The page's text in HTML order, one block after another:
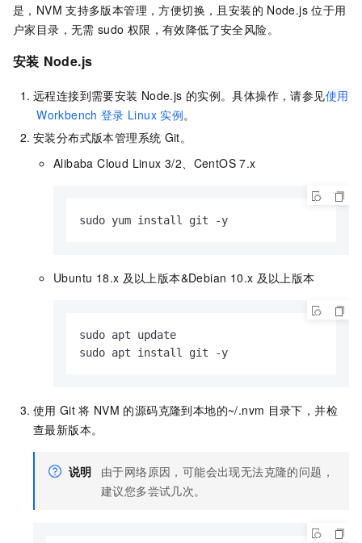
是，NVM 支持多版本管理，方便切换，且安装的 Node.js 位于用
户家目录，无需 sudo 权限，有效降低了安全风险。
安装 Node.js
远程连接到需要安装 Node.js 的实例。具体操作，请参见使用
Workbench 登录 Linux 实例。
安装分布式版本管理系统 Git。
Alibaba Cloud Linux 3/2、CentOS 7.x
sudo yum install git -y
Ubuntu 18.x 及以上版本&Debian 10.x 及以上版本
sudo apt update
sudo apt install git -y
使用 Git 将 NVM 的源码克隆到本地的~/.nvm 目录下，并检
查最新版本。
说明
由于网络原因，可能会出现无法克隆的问题，
建议您多尝试几次。